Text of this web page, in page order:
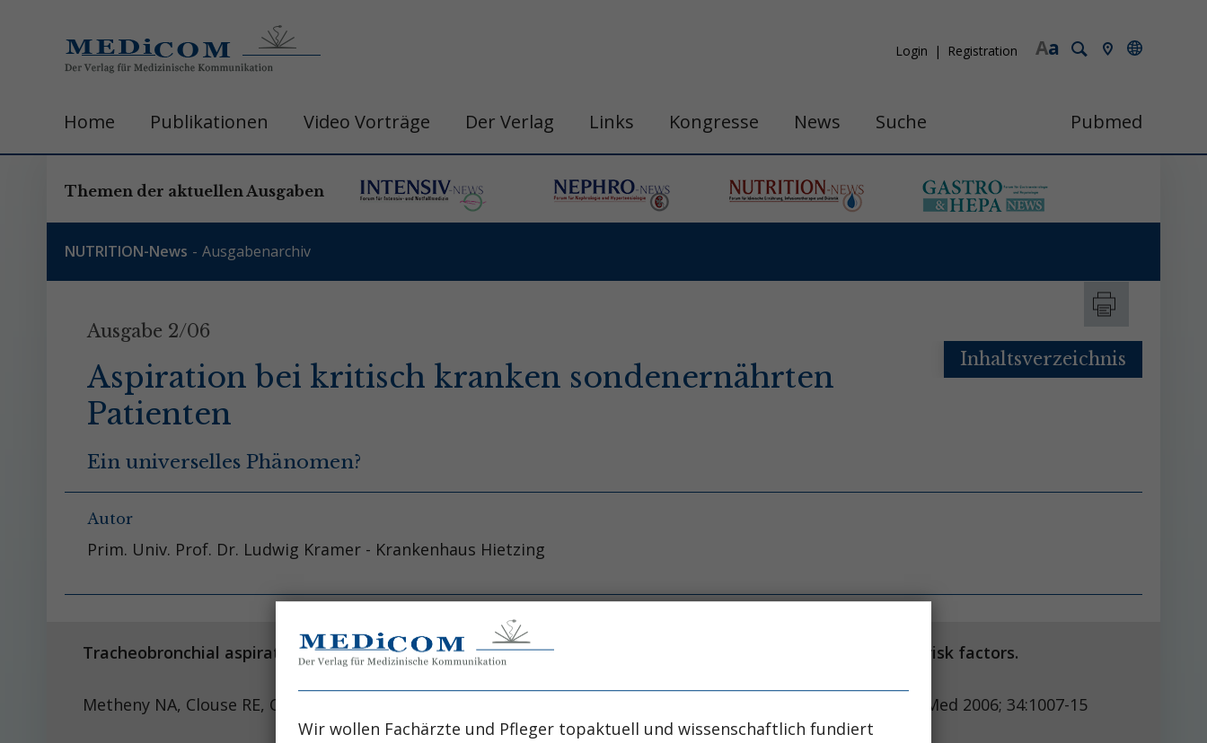
a
A
Login Registration
Home Publikationen Video Vorträge Der Verlag Links Kongresse News Suche Pubmed
Themen der aktuellen Ausgaben
NUTRITION-News Ausgabenarchiv
Ausgabe 2/06
Aspiration bei kritisch kranken sondenernährten
Patienten
Ein universelles Phänomen?
Autor
Prim. Univ. Prof. Dr. Ludwig Kramer - Krankenhaus Hietzing
Inhaltsverzeichnis
Tracheobronchial aspiration of gastric contents in critically ill tube-fed patients: frequency, outcomes and risk factors.
Metheny NA, Clouse RE, Chang YH et al. Crit Care Med 2006; 34:1007-15
Wir wollen Fachärzte und Pfleger topaktuell und wissenschaftlich fundiert